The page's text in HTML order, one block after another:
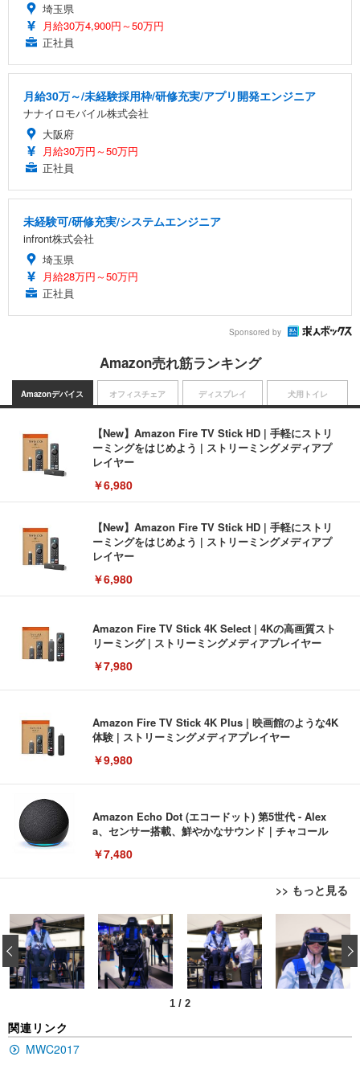
埼玉県
月給30万4,900円～50万円
正社員
月給30万～/未経験採用枠/研修充実/アプリ開発エンジニア
ナナイロモバイル株式会社
大阪府
月給30万円～50万円
正社員
未経験可/研修充実/システムエンジニア
infront株式会社
埼玉県
月給28万円～50万円
正社員
Sponsored by
Amazon売れ筋ランキング
Amazonデバイス
【New】Amazon Fire TV Stick HD | 手軽にストリ
ーミングをはじめよう | ストリーミングメディアプ
レイヤー
￥6,980
【New】Amazon Fire TV Stick HD | 手軽にストリ
ーミングをはじめよう | ストリーミングメディアプ
レイヤー
￥6,980
Amazon Fire TV Stick 4K Select | 4Kの高画質スト
リーミング | ストリーミングメディアプレイヤー
￥7,980
Amazon Fire TV Stick 4K Plus | 映画館のような4K
体験 | ストリーミングメディアプレイヤー
￥9,980
Amazon Echo Dot (エコードット) 第5世代 - Alex
a、センサー搭載、鮮やかなサウンド｜チャコール
￥7,480
>> もっと見る
オフィスチェア
[EdoErgo] オフィスチェア 椅子 テレワーク 疲れな
い 跳ね上げ式アームレスト コンパクト 約105度ロッ
キング pc 事務椅子 360度回転 座面昇降 強化ナイロ
ン樹脂ベース 通気性メッシュ 在宅ワーク H-WY01
(黒網+黒枠+黒足)
￥5,699
ュチェア 人間工学 疲れない ブラック
ディスプレイ
EIZO ビジネス向けプレミアムモニター | FlexScan
EV3240X-WT | 31.5型4K UHD・USB Type-C・ホワ
イト
￥105,595
犬用トイレ
Amazonベーシック ペットシーツ 薄型 レギュラー 1
回使い捨て 無香料 ホワイト 300枚
￥3,373
x2袋(84枚) ホワイト(吸収面:ライトブルー)
1 / 2
‹
関連リンク
MWC2017